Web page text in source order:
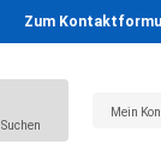
Zum
Suchen
Mein